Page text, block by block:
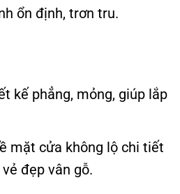
ổn định, trơn tru.
kế phẳng, mỏng, giúp lắp
mặt cửa không lộ chi tiết
đẹp vân gỗ.